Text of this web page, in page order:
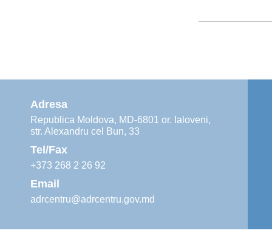
Adresa
Republica Moldova, MD-6801 or. Ialoveni,
str. Alexandru cel Bun, 33
Tel/Fax
+373 268 2 26 92
Email
adrcentru@adrcentru.gov.md